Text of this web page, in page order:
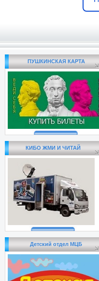
ПУШКИНСКАЯ КАРТА
КИБО ЖМИ И ЧИТАЙ
Детский отдел МЦБ